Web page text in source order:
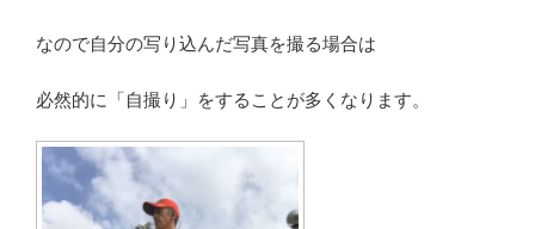
なので自分の写り込んだ写真を撮る場合は
必然的に「自撮り」をすることが多くなります。